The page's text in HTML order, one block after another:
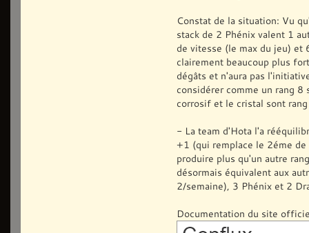
Constat de la situation: Vu
stack de 2 Phénix valent 1
de vitesse (le max du jeu)
clairement beaucoup plus
dégâts et n'aura pas
considérer comme un rang
corrosif et le cristal sont
- La team d'Hota l'a
+1 (qui remplace le 2éme
produire plus qu'un autre
désormais équivalent aux
2/semaine), 3 Phénix et 2
Documentation du site